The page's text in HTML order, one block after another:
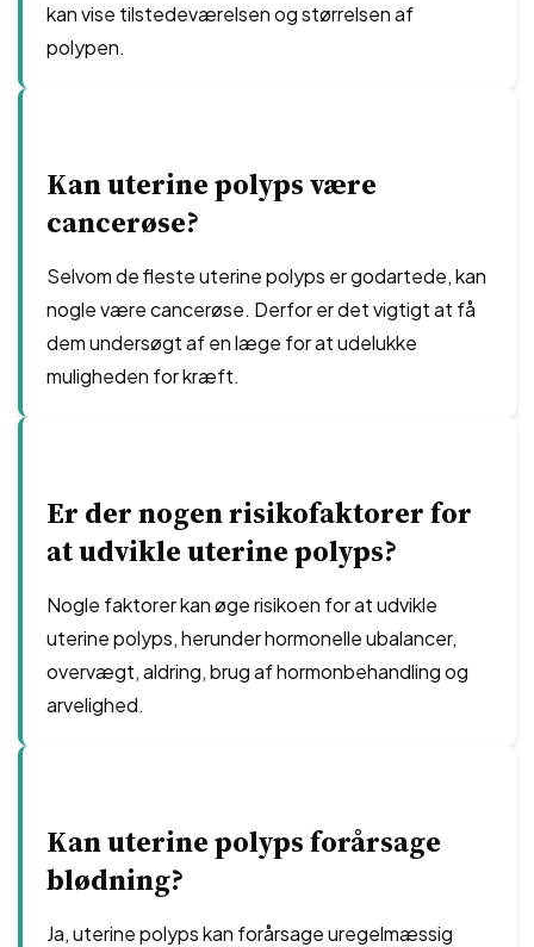
kan vise tilstedeværelsen og størrelsen af
polypen.
Kan uterine polyps være
cancerøse?
Selvom de fleste uterine polyps er godartede, kan
nogle være cancerøse. Derfor er det vigtigt at få
dem undersøgt af en læge for at udelukke
muligheden for kræft.
Er der nogen risikofaktorer for
at udvikle uterine polyps?
Nogle faktorer kan øge risikoen for at udvikle
uterine polyps, herunder hormonelle ubalancer,
overvægt, aldring, brug af hormonbehandling og
arvelighed.
Kan uterine polyps forårsage
blødning?
Ja, uterine polyps kan forårsage uregelmæssig